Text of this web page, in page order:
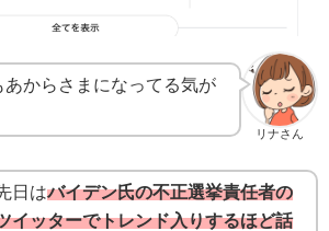
リナさん
あからさまになってる気が
日はバイデン氏の不正選挙責任者の
イッターでトレンド入りするほど話